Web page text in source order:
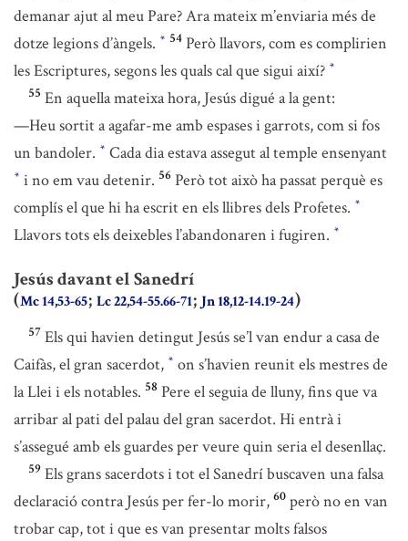
demanar ajut al meu Pare? Ara mateix m’enviaria més de
dotze legions d’àngels. * 54 Però llavors, com es complirien
les Escriptures, segons les quals cal que sigui així? *
55 En aquella mateixa hora, Jesús digué a la gent:
—Heu sortit a agafar-me amb espases i garrots, com si fos
un bandoler. * Cada dia estava assegut al temple ensenyant
* i no em vau detenir. 56 Però tot això ha passat perquè es
complís el que hi ha escrit en els llibres dels Profetes. *
Llavors tots els deixebles l’abandonaren i fugiren. *
Jesús davant el Sanedrí
(Mc 14,53-65; Lc 22,54-55.66-71; Jn 18,12-14.19-24)
57 Els qui havien detingut Jesús se’l van endur a casa de
Caifàs, el gran sacerdot, * on s’havien reunit els mestres de
la Llei i els notables. 58 Pere el seguia de lluny, fins que va
arribar al pati del palau del gran sacerdot. Hi entrà i
s’assegué amb els guardes per veure quin seria el desenllaç.
59 Els grans sacerdots i tot el Sanedrí buscaven una falsa
declaració contra Jesús per fer-lo morir, 60 però no en van
trobar cap, tot i que es van presentar molts falsos